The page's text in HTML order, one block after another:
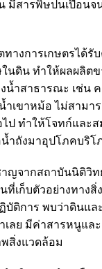
มีสารพิษปนเปื้อนจ
างการเกษตรได้รั
นดิน ทำให้ผลผลิต
น้ำสาธารณะ เช่น
ำเขาหม้อ ไม่สามา
ป ทำให้โจทก์และ
ำถังมาอุปโภคบริโ
ญจากสถาบันนิติวิท
ที่เก็บตัวอย่างทางสิ่
บัติการ พบว่าดินแ
เลย มีค่าสารหนูแล
สิ่งแวดล้อม